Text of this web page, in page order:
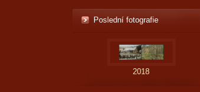
Poslední fotografie
2018